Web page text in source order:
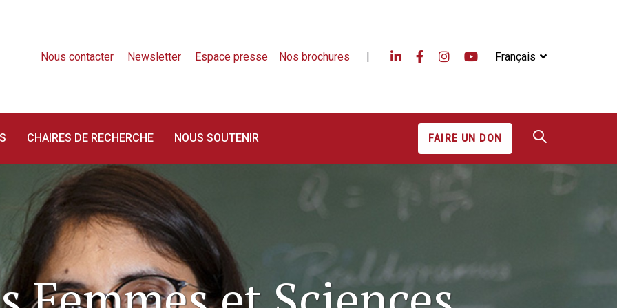
Nous contacter Newsletter Espace presse Nos brochures | Français
CHAIRES DE RECHERCHE NOUS SOUTENIR FAIRE UN DON